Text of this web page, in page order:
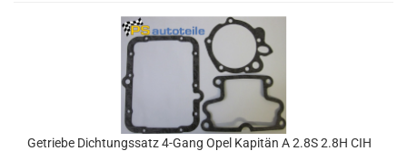
Getriebe Dichtungssatz 4-Gang Opel Kapitän A 2.8S 2.8H CIH